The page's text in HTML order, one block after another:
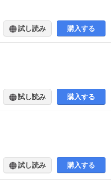
試し読み 購入する
試し読み 購入する
試し読み 購入する